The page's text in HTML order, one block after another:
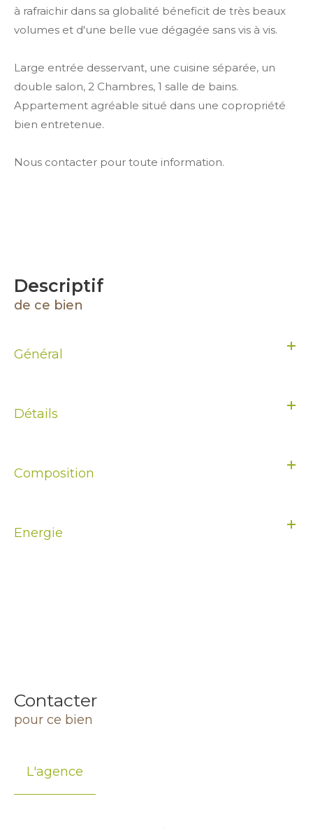
à rafraichir dans sa globalité béneficit de très beaux
volumes et d'une belle vue dégagée sans vis à vis.
Large entrée desservant, une cuisine séparée, un
double salon, 2 Chambres, 1 salle de bains.
Appartement agréable situé dans une copropriété
bien entretenue.
Nous contacter pour toute information.
descriptif
de ce bien
Général
Détails
Composition
Energie
Contacter
pour ce bien
L'agence